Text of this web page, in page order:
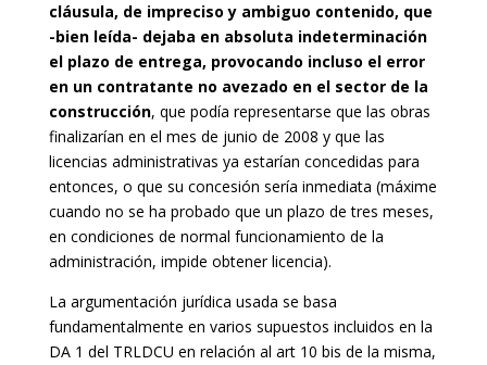
cláusula, de impreciso y ambiguo contenido, que
-bien leída- dejaba en absoluta indeterminación
el plazo de entrega, provocando incluso el error
en un contratante no avezado en el sector de la
construcción, que podía representarse que las obras
finalizarían en el mes de junio de 2008 y que las
licencias administrativas ya estarían concedidas para
entonces, o que su concesión sería inmediata (máxime
cuando no se ha probado que un plazo de tres meses,
en condiciones de normal funcionamiento de la
administración, impide obtener licencia).
La argumentación jurídica usada se basa
fundamentalmente en varios supuestos incluidos en la
DA 1 del TRLDCU en relación al art 10 bis de la misma,